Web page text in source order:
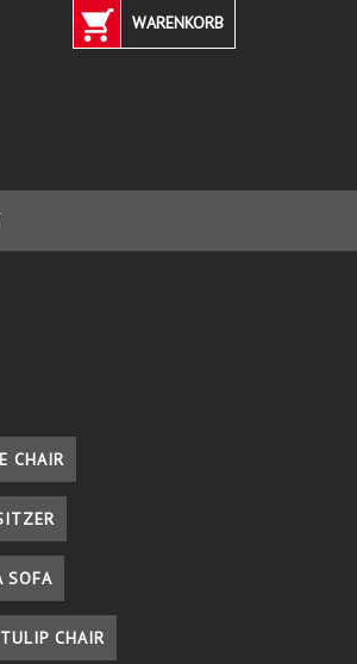
WARENKORB
CHAIR
SOFA
TULIP CHAIR